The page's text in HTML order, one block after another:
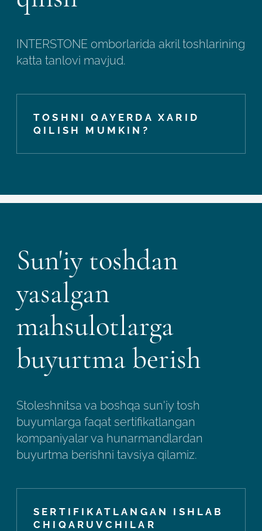
INTERSTONE omborlarida akril toshlarining
katta tanlovi mavjud.
TOSHNI QAYERDA XARID
QILISH MUMKIN?
Sun'iy toshdan
yasalgan
mahsulotlarga
buyurtma berish
Stoleshnitsa va boshqa sun'iy tosh
buyumlarga faqat sertifikatlangan
kompaniyalar va hunarmandlardan
buyurtma berishni tavsiya qilamiz.
SERTIFIKATLANGAN ISHLAB
CHIQARUVCHILAR